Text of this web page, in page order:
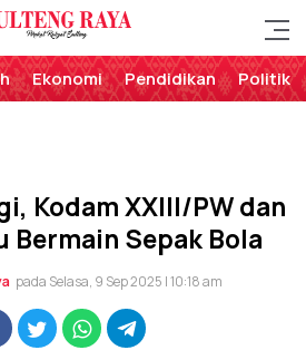
Sulteng Raya
Rakyat Sulteng
Ekonomi Pendidikan Politik
Kodam XXIII/PW dan
Bermain Sepak Bola
pada Selasa, 9 Sep 2025 | 10:18 am